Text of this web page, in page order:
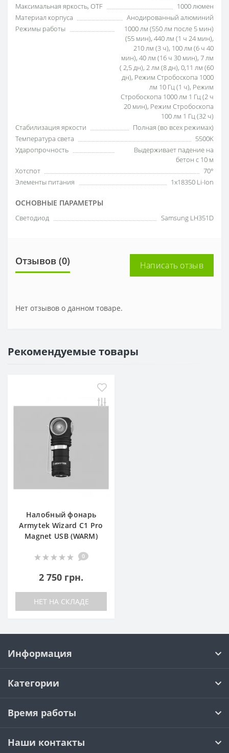
Максимальная яркость, OTF
1000 люмен
Материал корпуса
Анодированный алюминий
Режимы работы
1000 лм (550 лм после 5 мин)
(55 мин), 440 лм (1 ч 24 мин),
210 лм (3 ч), 100 лм (6 ч 40
мин), 40 лм (16 ч 30 мин), 7 лм
( 2,5 дн), 2 лм (8 дн), 0,11 лм (60
дн), Режим Стробоскопа 1000
лм 10 Гц (1 ч), Режим
Стробоскопа 1000 лм 1 Гц (2 ч
20 мин), Режим Стробоскопа
100 лм 1 Гц (32 ч)
Стабилизация яркости
Полная (во всех режимах)
Температура света
5500K
Ударопрочность
Выдерживает падение на
бетон с 10 м
Хотспот
70°
Элементы питания
1x18350 Li-Ion
ОСНОВНЫЕ ПАРАМЕТРЫ
Светодиод Samsung LH351D
Отзывов (0) Написать отзыв
Нет отзывов о данном товаре.
Рекомендуемые товары
Налобный фонарь
Armytek Wizard C1 Pro
Magnet USB (WARM)
0
2 750 грн.
НЕТ НА СКЛАДЕ
Информация
Категории
Время работы
Наши контакты